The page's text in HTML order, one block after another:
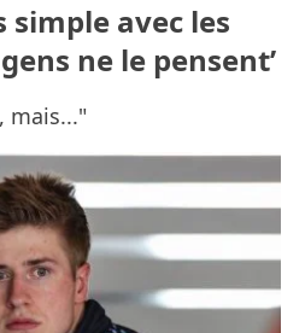
simple avec les
ne le pensent’
mais..."